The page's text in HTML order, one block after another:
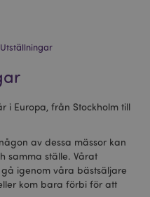
i Europa, från Stockholm till
av dessa mässor kan
samma ställe. Vårat
igenom våra bästsäljare
kom bara förbi för att